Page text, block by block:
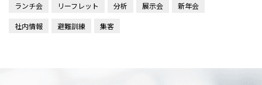
ランチ会 リーフレット 分析 展示会 新年会
社内情報 避難訓練 集客